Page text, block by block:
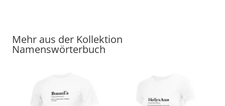
Mehr aus der Kollektion
Namenswörterbuch